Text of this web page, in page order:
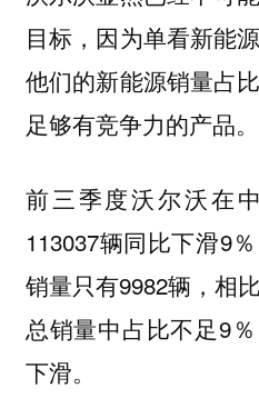
目标，因为单看新能
他们的新能源销量占
足够有竞争力的产品。
前三季度沃尔沃在
113037辆同比下滑9
销量只有9982辆，相
总销量中占比不足9
下滑。